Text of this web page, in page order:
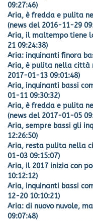
09:27:46)
Aria, è fredda e pulita
(news del 2016-11-29
Aria, il maltempo tiene
21 09:24:38)
Aria: inquinanti finora
Aria, è pulita nella città
2017-01-13 09:01:48)
Aria, inquinanti bassi
01-11 09:30:32)
Aria, è fredda e pulita
(news del 2017-01-05
Aria, sempre bassi gli
12:26:50)
Aria, resta pulita nella
01-03 09:15:07)
Aria, il 2017 inizia con
10:12:12)
Aria, inquinanti bassi
12-20 10:10:21)
Aria: di nuovo nuvole,
09:07:48)